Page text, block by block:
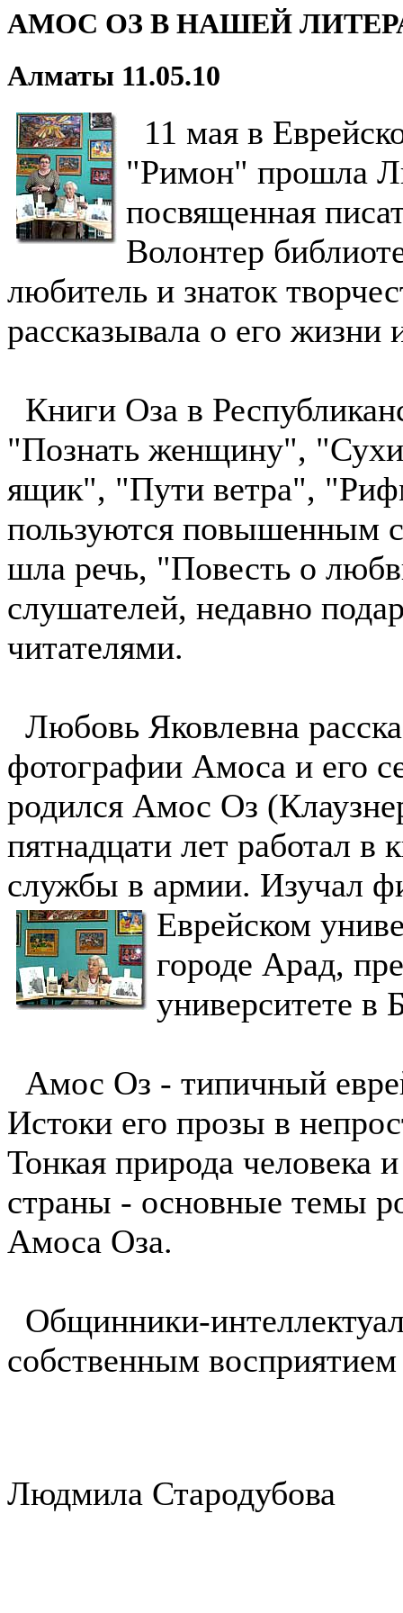
АМОС ОЗ В НАШЕЙ
Алматы 11.05.10
11 мая в
"Римон" прошла
посвященная
Волонтер
любитель и знаток
рассказывала о его жизни
Книги Оза в
"Познать женщину",
ящик", "Пути ветра",
пользуются повышенным
шла речь, "Повесть о
слушателей, недавно
читателями.
Любовь Яковлевна
фотографии Амоса и его
родился Амос Оз
пятнадцати лет работал в
службы в армии. Изучал
Еврейском
городе Арад,
университете в
Амос Оз - типичный
Истоки его прозы в
Тонкая природа человека
страны - основные темы
Амоса Оза.
Общинники-
собственным
Людмила Стародубова